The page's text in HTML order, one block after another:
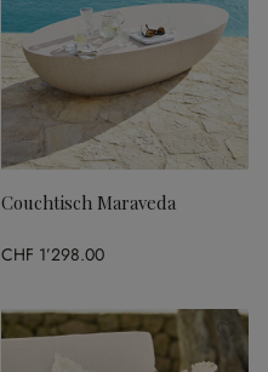
Couchtisch Maraveda
CHF 1’298.00